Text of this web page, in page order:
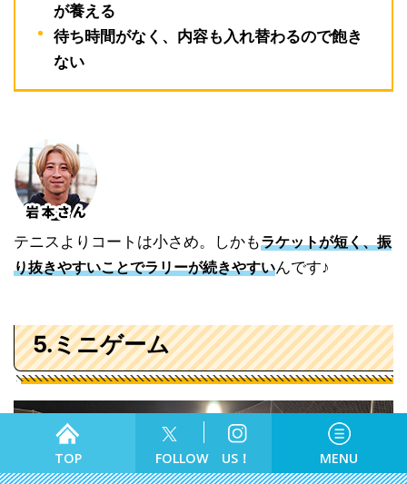
TOP FOLLOW US！ MENU
食べる
が養える
待ち時間がなく、内容も入れ替わるので飽き
ない
テニスよりコートは小さめ。しかもラケットが短く、振
り抜きやすいことでラリーが続きやすいんです♪
5.ミニゲーム